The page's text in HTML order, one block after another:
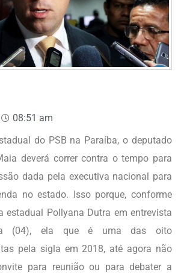
08:51 am
do PSB na Paraíba, o deputado
deverá correr contra o tempo para
dada pela executiva nacional para
no estado. Isso porque, conforme
estadual Pollyana Dutra em entrevista
(04), ela que é uma das oito
pela sigla em 2018, até agora não
para reunião ou para debater a